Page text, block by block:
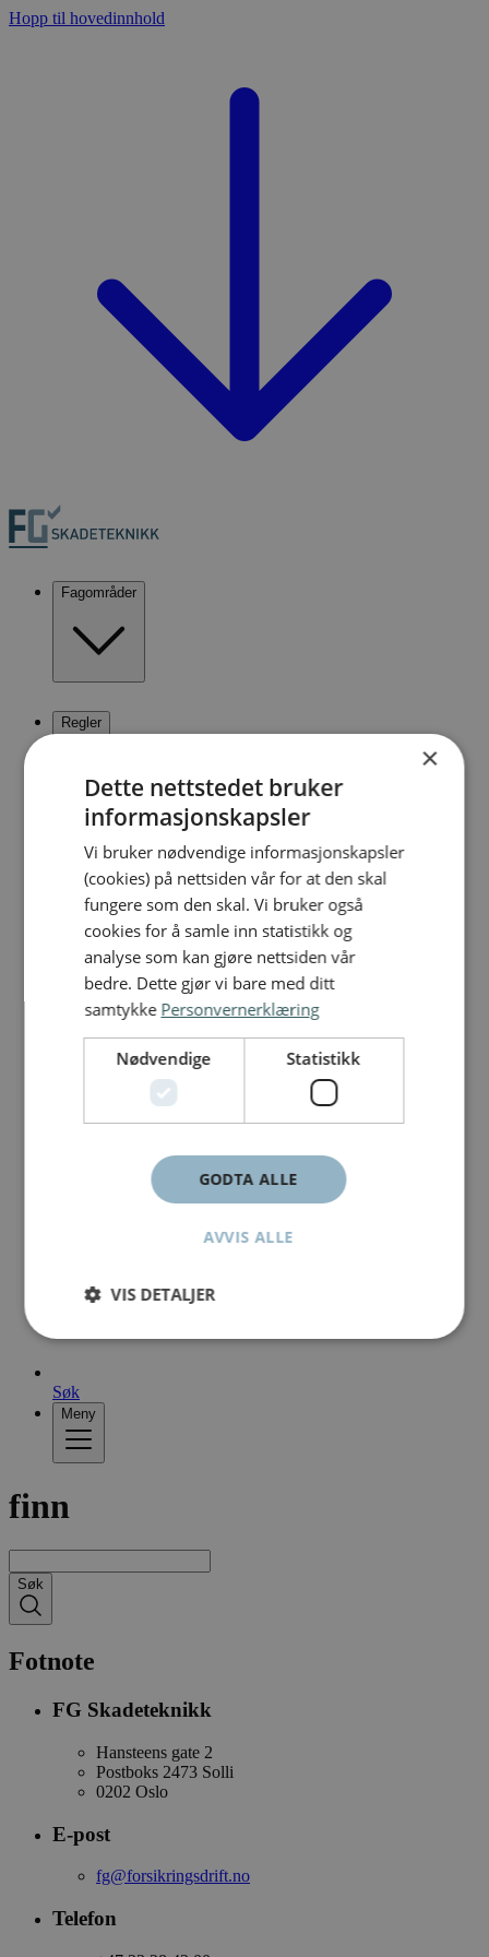
Hopp til hovedinnhold
Fagområder
Regler
FG fra A til Å
Innbrudd
Søk
Meny
finn
Søk
Fotnote
FG Skadeteknikk
Hansteens gate 2
Postboks 2473 Solli
0202 Oslo
E-post
fg@forsikringsdrift.no
Telefon
×
Dette nettstedet bruker
informasjonskapsler
Vi bruker nødvendige informasjonskapsler
(cookies) på nettsiden vår for at den skal
fungere som den skal. Vi bruker også
cookies for å samle inn statistikk og
analyse som kan gjøre nettsiden vår
bedre. Dette gjør vi bare med ditt
samtykke Personvernerklæring
Nødvendige Statistikk
GODTA ALLE
AVVIS ALLE
VIS DETALJER